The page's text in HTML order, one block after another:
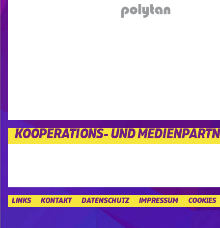
KOOPERATIONS- UND
LINKS KONTAKT DATENSCHUTZ IMPRESSUM COOKIES